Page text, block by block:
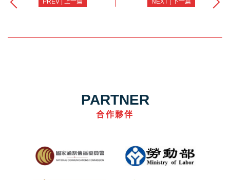
PREV | 上一篇 NEXT | 下一篇
PARTNER
合作夥伴